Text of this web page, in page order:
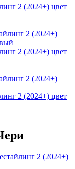
2 (2024+) цвет
2 (2024+) цвет
2 (2024+) цвет